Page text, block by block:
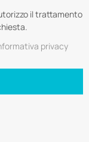
il trattamento
privacy